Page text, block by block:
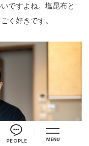
PEOPLE
ですよね。塩昆布と
く好きです。